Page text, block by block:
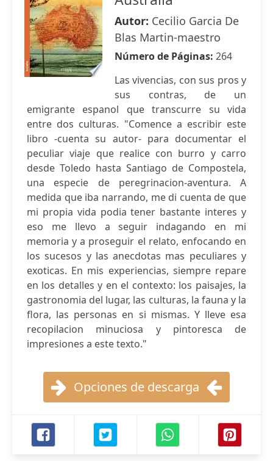
Autor: Cecilio Garcia De
Blas Martin-maestro
Número de Páginas: 264
Las vivencias, con sus pros y
sus contras, de un
emigrante espanol que transcurre su vida
entre dos culturas. "Comence a escribir este
libro -cuenta su autor- para documentar el
peculiar viaje que realice con burro y carro
desde Toledo hasta Santiago de Compostela,
una especie de peregrinacion-aventura. A
medida que iba narrando, me di cuenta de que
mi propia vida podia tener bastante interes y
eso me llevo a seguir indagando en mi
memoria y a proseguir el relato, enfocando en
los sucesos y las anecdotas mas peculiares y
exoticas. En mis experiencias, siempre repare
en los detalles y en el contexto: los paisajes, la
gastronomia del lugar, las culturas, la fauna y la
flora, las personas en si mismas. Y lleve esa
recopilacion minuciosa y pintoresca de
impresiones a este texto."
Opciones de descarga